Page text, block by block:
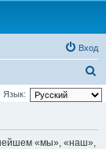
Вход
о
Язык:
«мы», «наш»,